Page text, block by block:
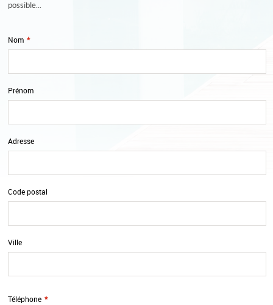
possible...
Nom *
Prénom
Adresse
Code postal
Ville
Téléphone *